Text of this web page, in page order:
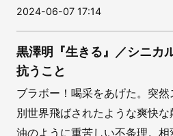
2024-06-07 17:14
黒澤明『生きる』／シニカ
抗うこと
ブラボー！喝采をあげた。突然
別世界飛ばされたような爽快
油のように重苦しい不条理。相